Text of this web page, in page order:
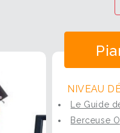
NIVEAU
Le Guide
Berceuse